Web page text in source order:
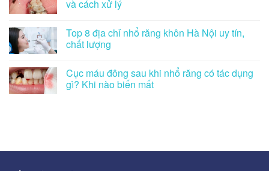
và cách xử lý
Top 8 địa chỉ nhổ răng khôn Hà Nội uy tín,
chất lượng
Cục máu đông sau khi nhổ răng có tác dụng
gì? Khi nào biến mất